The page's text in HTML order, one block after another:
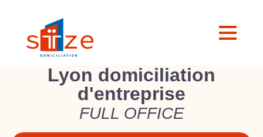
Lyon domiciliation
d'entreprise
FULL OFFICE